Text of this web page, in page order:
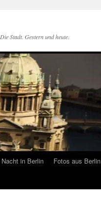
Die Stadt. Gestern und heute.
Nacht in Berlin
Fotos aus Berlin